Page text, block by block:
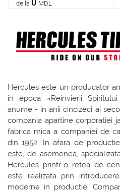
de la 0 MDL
Hercules este un producator
in epoca «Reinvierii
anume - in anii cincizeci ai
compania apartine corporatiei
fabrica mica a companiei de
din 1952. In afara de
este, de asemenea,
Hercules printr-o retea de
este realizata prin
moderne in productie.